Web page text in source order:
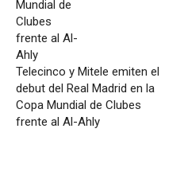
Telecinco y Mitele emiten el
debut del Real Madrid en la
Copa Mundial de Clubes
frente al Al-Ahly